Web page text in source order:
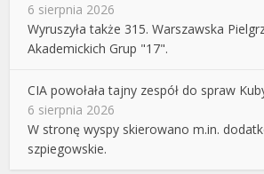
6 sierpnia 2026
Wyruszyła także 315. Warszawska
Akademickich Grup "17".
CIA powołała tajny zespół do spraw
6 sierpnia 2026
W stronę wyspy skierowano m.in.
szpiegowskie.